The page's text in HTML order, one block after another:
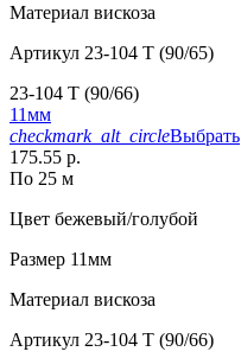
Материал вискоза
Артикул 23-104 T (90/65)
23-104 T (90/66)
11мм
checkmark_alt_circleВыбрать
175.55 р.
По 25 м
Цвет бежевый/голубой
Размер 11мм
Материал вискоза
Артикул 23-104 T (90/66)